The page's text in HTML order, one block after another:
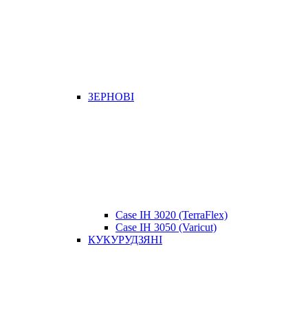
ЗЕРНОВІ
Case IH 3020 (TerraFlex)
Case IH 3050 (Varicut)
КУКУРУДЗЯНІ